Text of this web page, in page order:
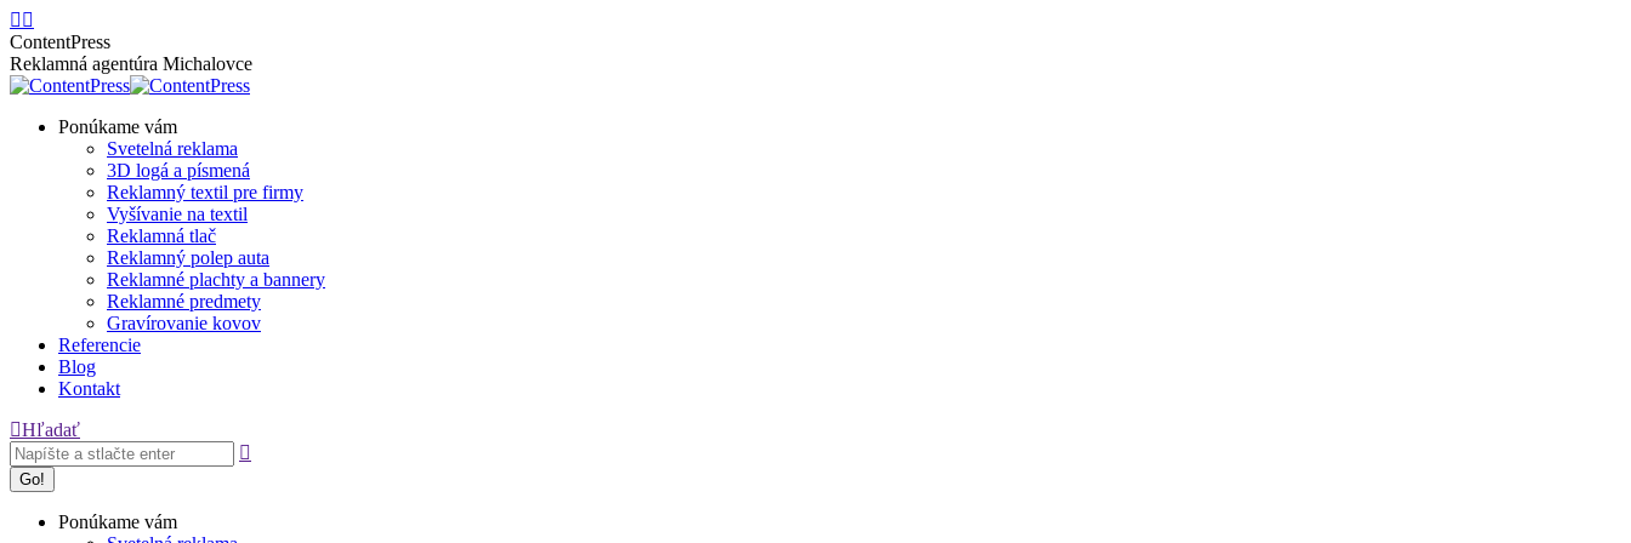
Skip
to
content
Facebook
page
opens
in
window
page
opens
in
window
ContentPress
Reklamná agentúra Michalovce
Ponúkame vám
Svetelná reklama
3D logá a písmená
Reklamný textil pre firmy
Vyšívanie na textil
Reklamná tlač
Reklamný polep auta
Reklamné plachty a bannery
Reklamné predmety
Gravírovanie kovov
Referencie
Blog
Kontakt
Search:
Hľadať
Ponúkame vám